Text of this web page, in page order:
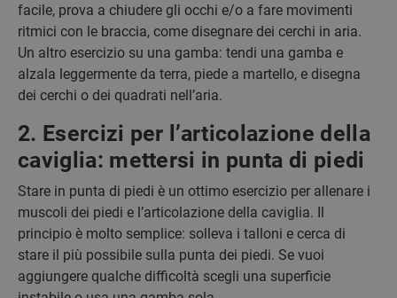
facile, prova a chiudere gli occhi e/o a fare movimenti
ritmici con le braccia, come disegnare dei cerchi in aria.
Un altro esercizio su una gamba: tendi una gamba e
alzala leggermente da terra, piede a martello, e disegna
dei cerchi o dei quadrati nell’aria.
2. Esercizi per l’articolazione della
caviglia: mettersi in punta di piedi
Stare in punta di piedi è un ottimo esercizio per allenare i
muscoli dei piedi e l’articolazione della caviglia. Il
principio è molto semplice: solleva i talloni e cerca di
stare il più possibile sulla punta dei piedi. Se vuoi
aggiungere qualche difficoltà scegli una superficie